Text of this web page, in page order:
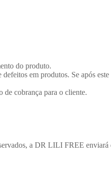
do produto.
em produtos. Se após este
de cobrança para o cliente.
a DR LILI FREE enviará